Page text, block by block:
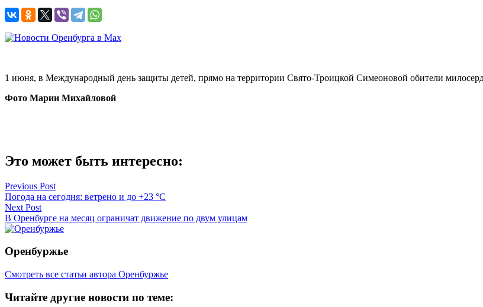
1 июня, в Международный день защиты детей, прямо на территории Свято-Троицкой Симеоновой обители
Фото Марии Михайловой
Это может быть интересно:
Навигация
по
записям
Previous Post
Погода на сегодня: ветрено и до +23 °C
Next Post
В Оренбурге на месяц ограничат движение по двум улицам
Оренбуржье
Смотреть все статьи автора Оренбуржье
Читайте другие новости по теме: